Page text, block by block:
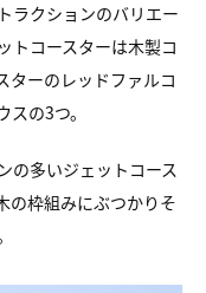
ラクションのバリエー
トコースターは木製コ
ターのレッドファルコ
の3つ。
の多いジェットコース
の枠組みにぶつかりそ